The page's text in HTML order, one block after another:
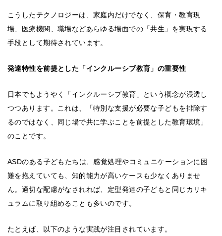
こうしたテクノロジーは、家庭内だけでなく、保育・教育現
場、医療機関、職場などあらゆる場面での「共生」を実現する
手段として期待されています。
発達特性を前提とした「インクルーシブ教育」の重要性
日本でもようやく「インクルーシブ教育」という概念が浸透し
つつあります。これは、「特別な支援が必要な子どもを排除す
るのではなく、同じ場で共に学ぶことを前提とした教育環境」
のことです。
ASDのある子どもたちは、感覚処理やコミュニケーションに困
難を抱えていても、知的能力が高いケースも少なくありませ
ん。適切な配慮がなされれば、定型発達の子どもと同じカリキ
ュラムに取り組めることも多いのです。
たとえば、以下のような実践が注目されています。